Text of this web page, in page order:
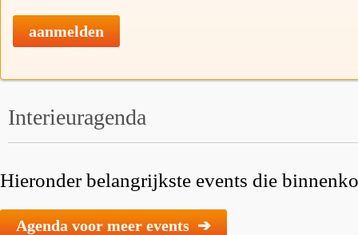
aanmelden
Interieuragenda
Hieronder belangrijkste events die
Agenda voor meer events ➔